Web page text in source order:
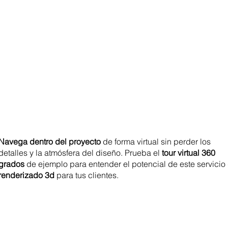
dentro del proyecto de forma virtual sin perder los
y la atmósfera del diseño. Prueba el tour virtual 360
de ejemplo para entender el potencial de este servicio
3d para tus clientes.